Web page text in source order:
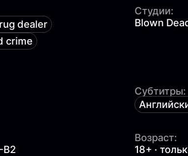
dealer
crime
Студии:
Blown
Субтитры:
B2
Возраст:
18+ ·